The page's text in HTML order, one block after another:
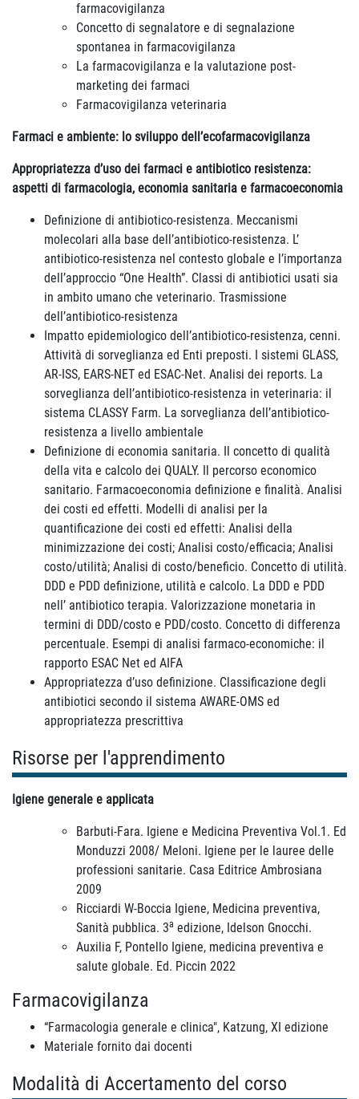
farmacovigilanza
Concetto di segnalatore e di segnalazione
spontanea in farmacovigilanza
La farmacovigilanza e la valutazione post-
marketing dei farmaci
Farmacovigilanza veterinaria
Farmaci e ambiente: lo sviluppo dell’ecofarmacovigilanza
Appropriatezza d’uso dei farmaci e antibiotico resistenza:
aspetti di farmacologia, economia sanitaria e farmacoeconomia
Definizione di antibiotico-resistenza. Meccanismi
molecolari alla base dell’antibiotico-resistenza. L’
antibiotico-resistenza nel contesto globale e l’importanza
dell’approccio “One Health”. Classi di antibiotici usati sia
in ambito umano che veterinario. Trasmissione
dell’antibiotico-resistenza
Impatto epidemiologico dell’antibiotico-resistenza, cenni.
Attività di sorveglianza ed Enti preposti. I sistemi GLASS,
AR-ISS, EARS-NET ed ESAC-Net. Analisi dei reports. La
sorveglianza dell’antibiotico-resistenza in veterinaria: il
sistema CLASSY Farm. La sorveglianza dell’antibiotico-
resistenza a livello ambientale
Definizione di economia sanitaria. Il concetto di qualità
della vita e calcolo dei QUALY. Il percorso economico
sanitario. Farmacoeconomia definizione e finalità. Analisi
dei costi ed effetti. Modelli di analisi per la
quantificazione dei costi ed effetti: Analisi della
minimizzazione dei costi; Analisi costo/efficacia; Analisi
costo/utilità; Analisi di costo/beneficio. Concetto di utilità.
DDD e PDD definizione, utilità e calcolo. La DDD e PDD
nell’ antibiotico terapia. Valorizzazione monetaria in
termini di DDD/costo e PDD/costo. Concetto di differenza
percentuale. Esempi di analisi farmaco-economiche: il
rapporto ESAC Net ed AIFA
Appropriatezza d’uso definizione. Classificazione degli
antibiotici secondo il sistema AWARE-OMS ed
appropriatezza prescrittiva
Risorse per l'apprendimento
Igiene generale e applicata
Barbuti-Fara. Igiene e Medicina Preventiva Vol.1. Ed
Monduzzi 2008/ Meloni. Igiene per le lauree delle
professioni sanitarie. Casa Editrice Ambrosiana
2009
Ricciardi W-Boccia Igiene, Medicina preventiva,
Sanità pubblica. 3a edizione, Idelson Gnocchi.
Auxilia F, Pontello Igiene, medicina preventiva e
salute globale. Ed. Piccin 2022
Farmacovigilanza
“Farmacologia generale e clinica", Katzung, XI edizione
Materiale fornito dai docenti
Modalità di Accertamento del corso